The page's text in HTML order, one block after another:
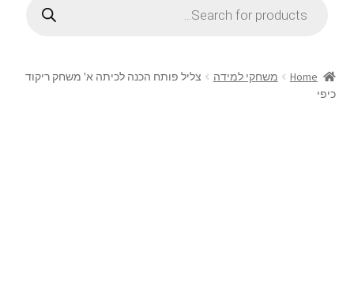
תפריט
הרחב
הילד
את
חדרי בריחה
search
Home משחקי למידה
צליל פותח הכנה לכיתה א' משחק ריקוד
כיפי